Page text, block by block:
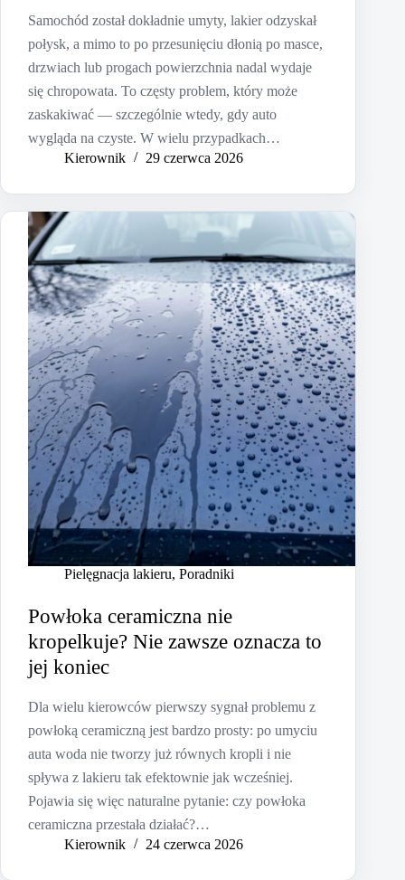
Samochód został dokładnie umyty, lakier odzyskał
połysk, a mimo to po przesunięciu dłonią po masce,
drzwiach lub progach powierzchnia nadal wydaje
się chropowata. To częsty problem, który może
zaskakiwać — szczególnie wtedy, gdy auto
wygląda na czyste. W wielu przypadkach…
Kierownik
29 czerwca 2026
Pielęgnacja lakieru, Poradniki
Powłoka ceramiczna nie
kropelkuje? Nie zawsze oznacza to
jej koniec
Dla wielu kierowców pierwszy sygnał problemu z
powłoką ceramiczną jest bardzo prosty: po umyciu
auta woda nie tworzy już równych kropli i nie
spływa z lakieru tak efektownie jak wcześniej.
Pojawia się więc naturalne pytanie: czy powłoka
ceramiczna przestała działać?…
Kierownik
24 czerwca 2026